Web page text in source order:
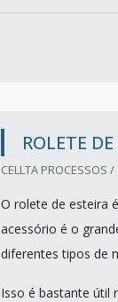
ROLETE
CELLTA PROCESSOS
O rolete de esteira
acessório é o
diferentes tipos de
Isso é bastante útil